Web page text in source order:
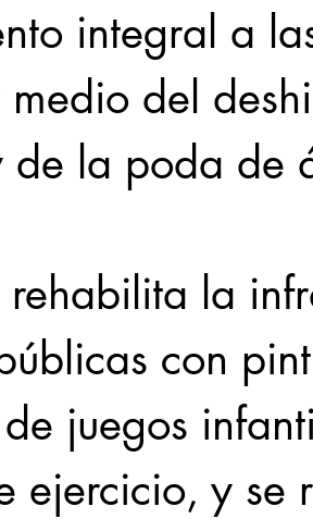
integral a
del
de la poda de
rehabilita la
con
juegos
ejercicio, y se